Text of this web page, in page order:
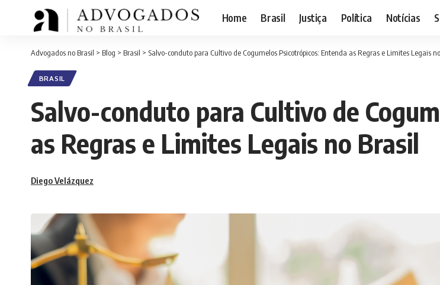
Home Brasil Justiça Política Notícias
Advogados no Brasil > Blog > Brasil > Salvo-conduto para Cultivo de Cogumelos Psicotrópicos: Entenda as Regras e Limites Legais
BRASIL
Salvo-conduto para Cultivo de
as Regras e Limites Legais no Brasil
Diego Velázquez